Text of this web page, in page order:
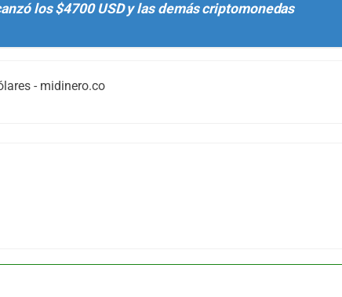
los $4700 USD y las demás criptomonedas
- midinero.co